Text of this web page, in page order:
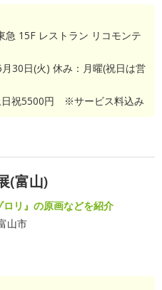
急 15F レストラン リコモンテ
30日(火) 休み：月曜(祝日は営
日祝5500円 ※サービス料込み
(富山)
ロリ』の原画などを紹介
山市